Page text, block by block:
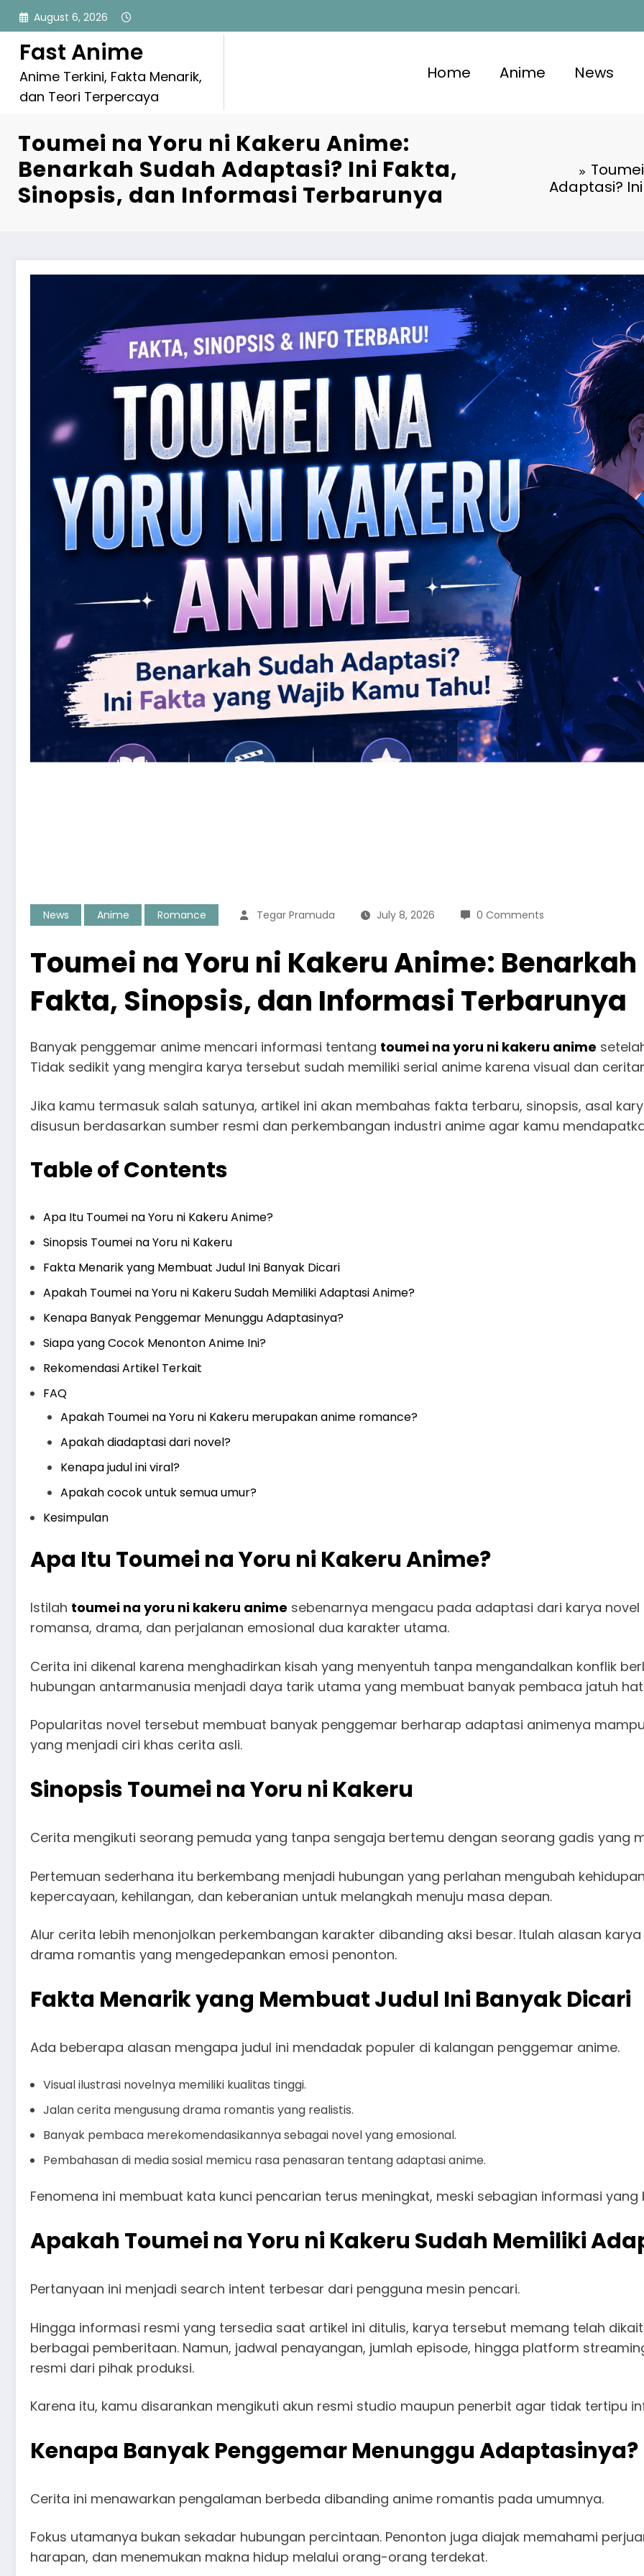
Skip
content
August 6, 2026
Fast Anime
Anime Terkini, Fakta Menarik,
dan Teori Terpercaya
Home Anime News
Toumei na Yoru ni Kakeru Anime:
Benarkah Sudah Adaptasi? Ini Fakta,
Sinopsis, dan Informasi Terbarunya
Adaptasi?
News Anime Romance Tegar Pramuda July 8, 2026 0 Comments
Toumei na Yoru ni Kakeru Anime:
Fakta, Sinopsis, dan Informasi Terbarunya
Banyak penggemar anime mencari informasi tentang toumei na yoru ni kakeru anime
Tidak sedikit yang mengira karya tersebut sudah memiliki serial anime karena visual dan
Jika kamu termasuk salah satunya, artikel ini akan membahas fakta terbaru, sinopsis, asal
disusun berdasarkan sumber resmi dan perkembangan industri anime agar kamu
Table of Contents
Apa Itu Toumei na Yoru ni Kakeru Anime?
Sinopsis Toumei na Yoru ni Kakeru
Fakta Menarik yang Membuat Judul Ini Banyak Dicari
Apakah Toumei na Yoru ni Kakeru Sudah Memiliki Adaptasi Anime?
Kenapa Banyak Penggemar Menunggu Adaptasinya?
Siapa yang Cocok Menonton Anime Ini?
Rekomendasi Artikel Terkait
FAQ
Apakah Toumei na Yoru ni Kakeru merupakan anime romance?
Apakah diadaptasi dari novel?
Kenapa judul ini viral?
Apakah cocok untuk semua umur?
Kesimpulan
Apa Itu Toumei na Yoru ni Kakeru Anime?
Istilah toumei na yoru ni kakeru anime sebenarnya mengacu pada adaptasi dari karya
romansa, drama, dan perjalanan emosional dua karakter utama.
Cerita ini dikenal karena menghadirkan kisah yang menyentuh tanpa mengandalkan konflik
hubungan antarmanusia menjadi daya tarik utama yang membuat banyak pembaca jatuh
Popularitas novel tersebut membuat banyak penggemar berharap adaptasi animenya
yang menjadi ciri khas cerita asli.
Sinopsis Toumei na Yoru ni Kakeru
Cerita mengikuti seorang pemuda yang tanpa sengaja bertemu dengan seorang gadis yang
Pertemuan sederhana itu berkembang menjadi hubungan yang perlahan mengubah
kepercayaan, kehilangan, dan keberanian untuk melangkah menuju masa depan.
Alur cerita lebih menonjolkan perkembangan karakter dibanding aksi besar. Itulah alasan
drama romantis yang mengedepankan emosi penonton.
Fakta Menarik yang Membuat Judul Ini Banyak Dicari
Ada beberapa alasan mengapa judul ini mendadak populer di kalangan penggemar anime.
Visual ilustrasi novelnya memiliki kualitas tinggi.
Jalan cerita mengusung drama romantis yang realistis.
Banyak pembaca merekomendasikannya sebagai novel yang emosional.
Pembahasan di media sosial memicu rasa penasaran tentang adaptasi anime.
Fenomena ini membuat kata kunci pencarian terus meningkat, meski sebagian informasi
Apakah Toumei na Yoru ni Kakeru Sudah Memiliki
Pertanyaan ini menjadi search intent terbesar dari pengguna mesin pencari.
Hingga informasi resmi yang tersedia saat artikel ini ditulis, karya tersebut memang telah
berbagai pemberitaan. Namun, jadwal penayangan, jumlah episode, hingga platform
resmi dari pihak produksi.
Karena itu, kamu disarankan mengikuti akun resmi studio maupun penerbit agar tidak tertipu
Kenapa Banyak Penggemar Menunggu Adaptasinya?
Cerita ini menawarkan pengalaman berbeda dibanding anime romantis pada umumnya.
Fokus utamanya bukan sekadar hubungan percintaan. Penonton juga diajak memahami
harapan, dan menemukan makna hidup melalui orang-orang terdekat.